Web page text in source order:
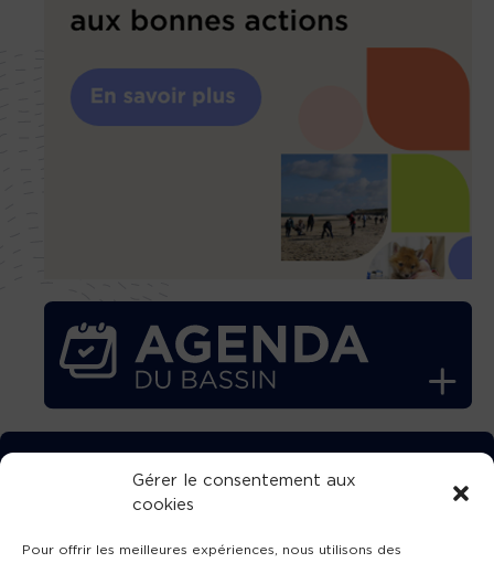
Gérer le consentement aux
cookies
Pour offrir les meilleures expériences, nous utilisons des
TÉLÉCHARGEZ GRATUITEMENT
L’APPLICATION TVBA !